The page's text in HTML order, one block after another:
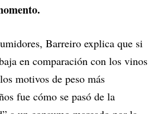
Barreiro explica que si
en comparación con los vinos
motivos de peso más
fue cómo se pasó de la